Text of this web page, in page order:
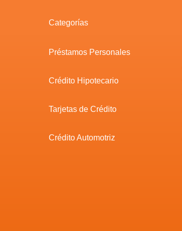
Categorías
Préstamos Personales
Crédito Hipotecario
Tarjetas de Crédito
Crédito Automotriz